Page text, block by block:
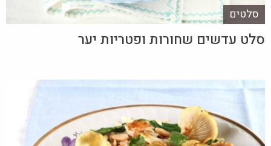
סלטים
סלט עדשים שחורות ופטריות יער